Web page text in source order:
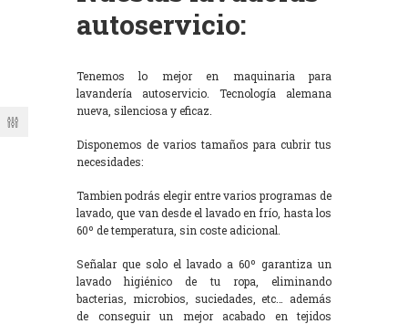
autoservicio:
Tenemos lo mejor en maquinaria para
lavandería autoservicio. Tecnología alemana
nueva, silenciosa y eficaz.
Disponemos de varios tamaños para cubrir tus
necesidades:
Tambien podrás elegir entre varios programas de
lavado, que van desde el lavado en frío, hasta los
60º de temperatura, sin coste adicional.
Señalar que solo el lavado a 60º garantiza un
lavado higiénico de tu ropa, eliminando
bacterias, microbios, suciedades, etc… además
de conseguir un mejor acabado en tejidos